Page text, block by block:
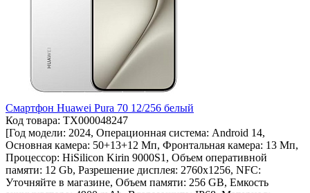
Смартфон Huawei Pura 70 12/256 белый
Код товара: ТХ000048247
[Год модели: 2024, Операционная система: Android 14,
Основная камера: 50+13+12 Мп, Фронтальная камера: 13 Мп,
Процессор: HiSilicon Kirin 9000S1, Объем оперативной
памяти: 12 Gb, Разрешение дисплея: 2760х1256, NFC:
Уточняйте в магазине, Объем памяти: 256 GB, Емкость